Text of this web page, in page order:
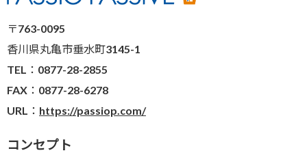
〒763-0095
香川県丸亀市垂水町3145-1
TEL：0877-28-2855
FAX：0877-28-6278
URL： https://passiop.com/
コンセプト